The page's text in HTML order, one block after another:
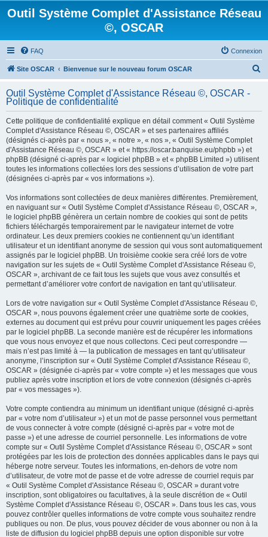
Outil Système Complet d'Assistance Réseau
©, OSCAR
FAQ Connexion
Site OSCAR Bienvenue sur le nouveau forum OSCAR
h
Outil Système Complet d'Assistance Réseau ©, OSCAR -
Politique de confidentialité
Cette politique de confidentialité explique en détail comment « Outil Système
Complet d'Assistance Réseau ©, OSCAR » et ses partenaires affiliés
(désignés ci-après par « nous », « notre », « nos », « Outil Système Complet
d'Assistance Réseau ©, OSCAR » et « https://oscar.banquise.eu/phpbb ») et
phpBB (désigné ci-après par « logiciel phpBB » et « phpBB Limited ») utilisent
toutes les informations collectées lors des sessions d’utilisation de votre part
(désignées ci-après par « vos informations »).
Vos informations sont collectées de deux manières différentes. Premièrement,
en naviguant sur « Outil Système Complet d'Assistance Réseau ©, OSCAR »,
le logiciel phpBB génèrera un certain nombre de cookies qui sont de petits
fichiers téléchargés temporairement par le navigateur internet de votre
ordinateur. Les deux premiers cookies ne contiennent qu’un identifiant
utilisateur et un identifiant anonyme de session qui vous sont automatiquement
assignés par le logiciel phpBB. Un troisième cookie sera créé lors de votre
navigation sur les sujets de « Outil Système Complet d'Assistance Réseau ©,
OSCAR », archivant de ce fait tous les sujets que vous avez consultés et
permettant d’améliorer votre confort de navigation en tant qu’utilisateur.
Lors de votre navigation sur « Outil Système Complet d'Assistance Réseau ©,
OSCAR », nous pouvons également créer une quatrième sorte de cookies,
externes au document qui est prévu pour couvrir uniquement les pages créées
par le logiciel phpBB. La seconde manière est de récupérer les informations
que vous nous envoyez et que nous collectons. Ceci peut correspondre —
mais n’est pas limité à — la publication de messages en tant qu’utilisateur
anonyme, l’inscription sur « Outil Système Complet d'Assistance Réseau ©,
OSCAR » (désignée ci-après par « votre compte ») et les messages que vous
publiez après votre inscription et lors de votre connexion (désignés ci-après
par « vos messages »).
Votre compte contiendra au minimum un identifiant unique (désigné ci-après
par « votre nom d’utilisateur ») et un mot de passe personnel vous permettant
de vous connecter à votre compte (désigné ci-après par « votre mot de
passe ») et une adresse de courriel personnelle. Les informations de votre
compte sur « Outil Système Complet d'Assistance Réseau ©, OSCAR » sont
protégées par les lois de protection des données applicables dans le pays qui
héberge notre serveur. Toutes les informations, en-dehors de votre nom
d’utilisateur, de votre mot de passe et de votre adresse de courriel requis par
« Outil Système Complet d'Assistance Réseau ©, OSCAR » durant votre
inscription, sont obligatoires ou facultatives, à la seule discrétion de « Outil
Système Complet d'Assistance Réseau ©, OSCAR ». Dans tous les cas, vous
pouvez contrôler quelles informations de votre compte vous souhaitez rendre
publiques ou non. De plus, vous pouvez décider de vous abonner ou non à la
liste de diffusion du logiciel phpBB depuis une option disponible sur votre